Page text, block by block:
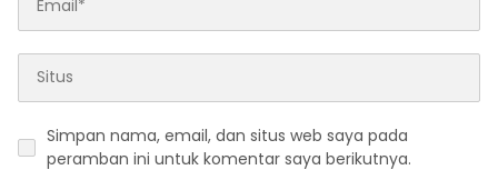
Simpan nama, email, dan situs web saya pada
peramban ini untuk komentar saya berikutnya.